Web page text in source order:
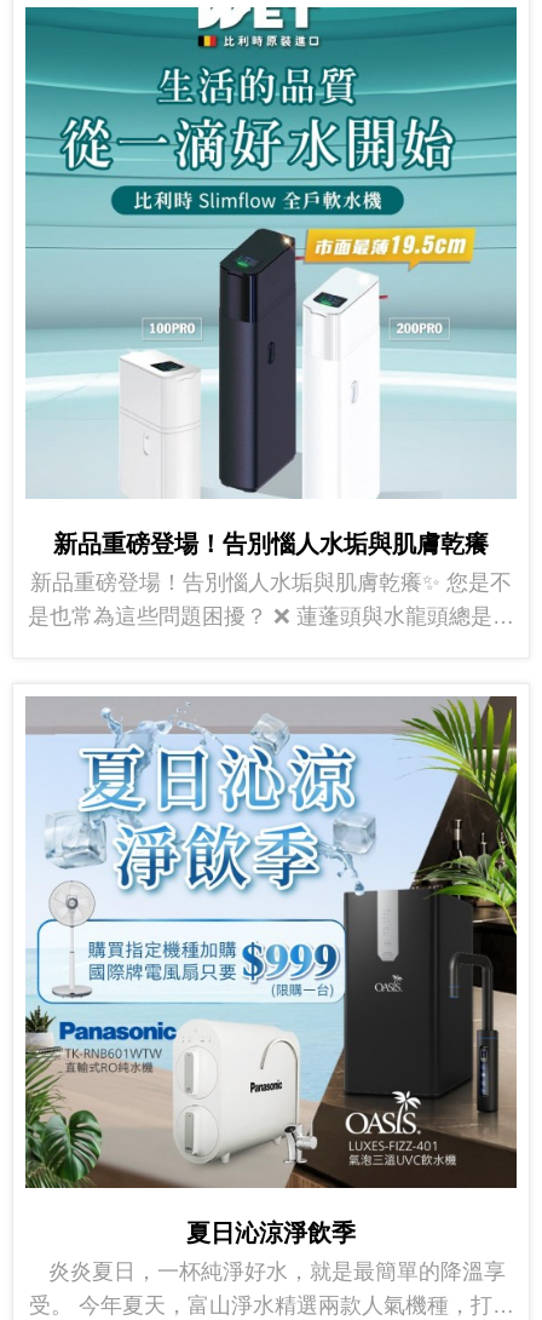
新品重磅登場！告別惱人水垢與肌膚乾癢
新品重磅登場！告別惱人水垢與肌膚乾癢✨ 您是不
是也常為這些問題困擾？ ❌ 蓮蓬頭與水龍頭總是卡
夏日沁涼淨飲季
受。 今年夏天，富山淨水精選兩款人氣機種，打造